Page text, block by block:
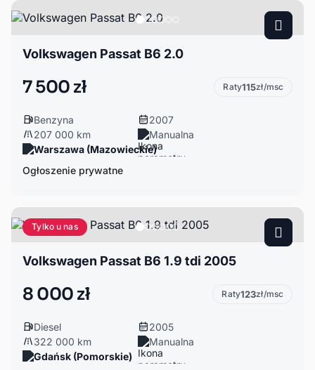
Volkswagen Passat B6 2.0
7 500 zł Raty115zł/msc
Benzyna
2007
207 000 km
Manualna
Warszawa (Mazowieckie)
Ogłoszenie prywatne
Tylko u nas
Volkswagen Passat B6 1.9 tdi 2005
8 000 zł Raty123zł/msc
Diesel
2005
322 000 km
Manualna
Gdańsk (Pomorskie)